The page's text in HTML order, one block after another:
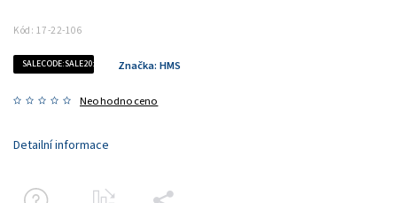
Kód: 17-22-106
SALECODE:SALE20:20:%
Neohodnoceno
Značka: HMS
Detailní informace